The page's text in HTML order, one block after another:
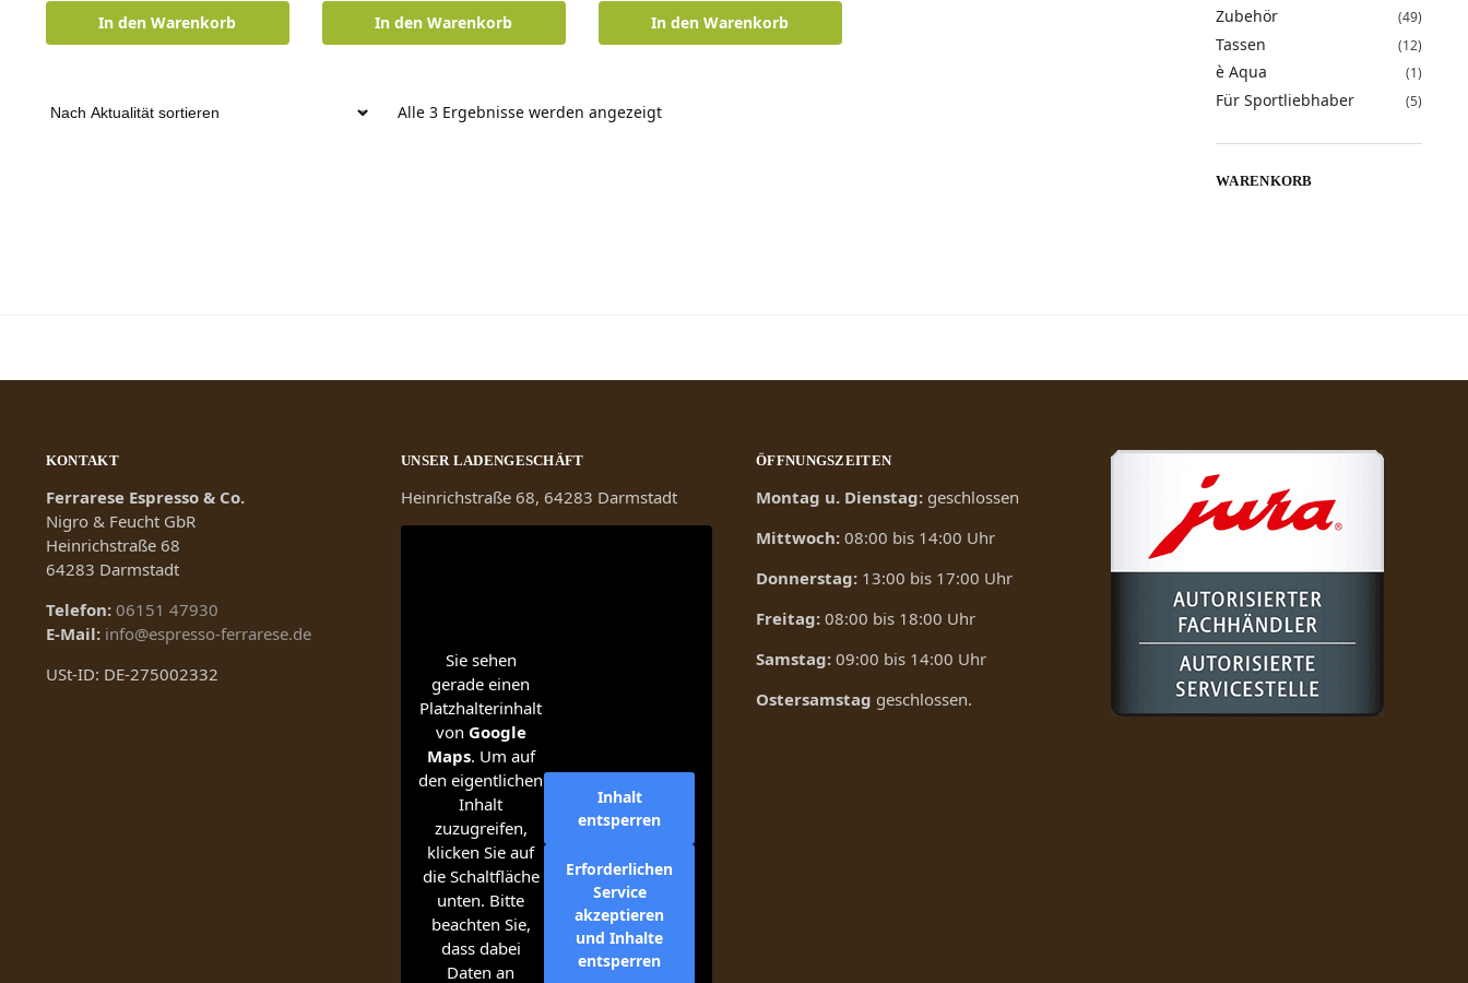
In den Warenkorb In den Warenkorb In den Warenkorb
Alle 3 Ergebnisse werden angezeigt
Zubehör (49)
Tassen (12)
è Aqua (1)
Für Sportliebhaber (5)
WARENKORB
KONTAKT
Ferrarese Espresso & Co.
Nigro & Feucht GbR
Heinrichstraße 68
64283 Darmstadt
Telefon: 06151 47930
E-Mail: info@espresso-ferrarese.de
USt-ID: DE-275002332
UNSER LADENGESCHÄFT
Heinrichstraße 68, 64283 Darmstadt
Sie sehen
gerade einen
Platzhalterinhalt
von Google
Maps. Um auf
den eigentlichen
Inhalt
zuzugreifen,
klicken Sie auf
die Schaltfläche
unten. Bitte
beachten Sie,
dass dabei
Daten an
Inhalt
entsperren
Erforderlichen
Service
akzeptieren
und Inhalte
entsperren
ÖFFNUNGSZEITEN
Montag u. Dienstag: geschlossen
Mittwoch: 08:00 bis 14:00 Uhr
Donnerstag: 13:00 bis 17:00 Uhr
Freitag: 08:00 bis 18:00 Uhr
Samstag: 09:00 bis 14:00 Uhr
Ostersamstag geschlossen.